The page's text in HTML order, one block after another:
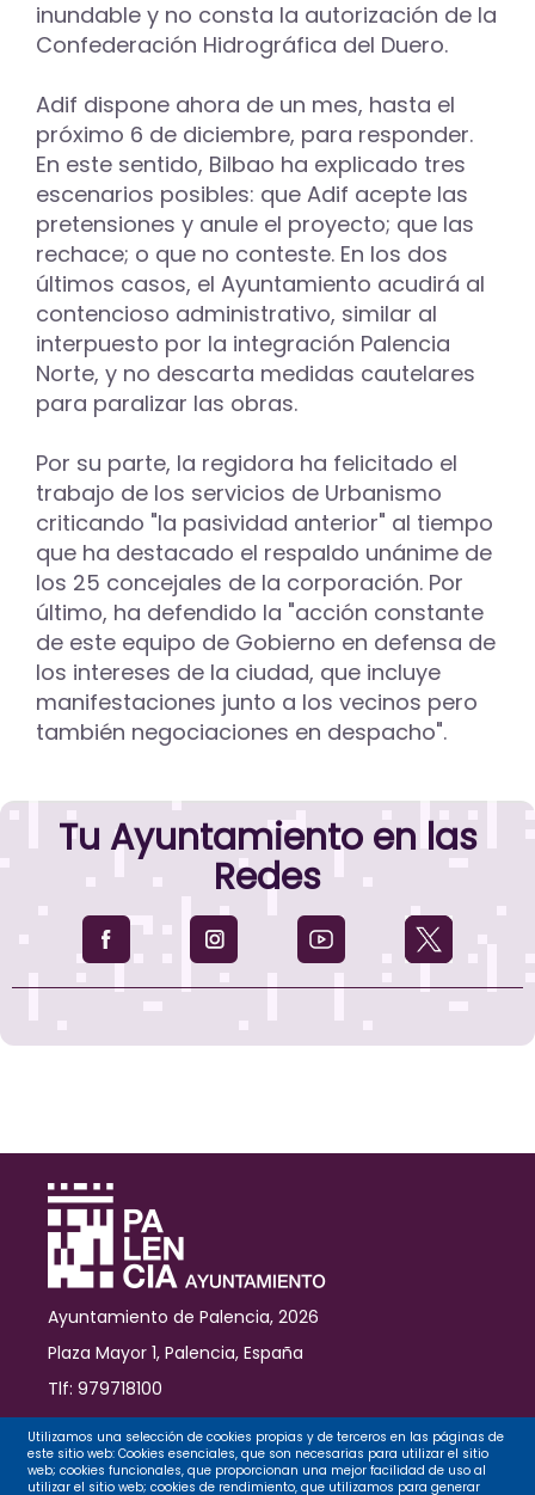
inundable y no consta la autorización de la
Confederación Hidrográfica del Duero.
Adif dispone ahora de un mes, hasta el
próximo 6 de diciembre, para responder.
En este sentido, Bilbao ha explicado tres
escenarios posibles: que Adif acepte las
pretensiones y anule el proyecto; que las
rechace; o que no conteste. En los dos
últimos casos, el Ayuntamiento acudirá al
contencioso administrativo, similar al
interpuesto por la integración Palencia
Norte, y no descarta medidas cautelares
para paralizar las obras.
Por su parte, la regidora ha felicitado el
trabajo de los servicios de Urbanismo
criticando "la pasividad anterior" al tiempo
que ha destacado el respaldo unánime de
los 25 concejales de la corporación. Por
último, ha defendido la "acción constante
de este equipo de Gobierno en defensa de
los intereses de la ciudad, que incluye
manifestaciones junto a los vecinos pero
también negociaciones en despacho".
Tu Ayuntamiento en las
Redes
Ayuntamiento de Palencia, 2026
Plaza Mayor 1, Palencia, España
Tlf: 979718100
Contacto
Utilizamos una selección de cookies propias y de terceros en las páginas de
este sitio web: Cookies esenciales, que son necesarias para utilizar el sitio
web; cookies funcionales, que proporcionan una mejor facilidad de uso al
utilizar el sitio web; cookies de rendimiento, que utilizamos para generar